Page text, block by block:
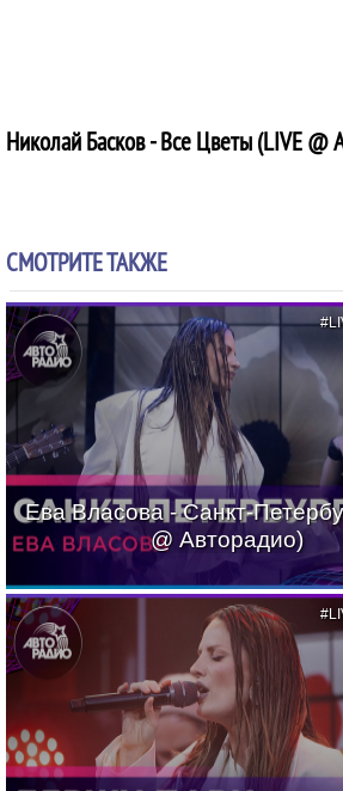
Николай Басков - Все Цветы (LIVE @
СМОТРИТЕ ТАКЖЕ
Ева Власова - Санкт-
@ Авторадио)